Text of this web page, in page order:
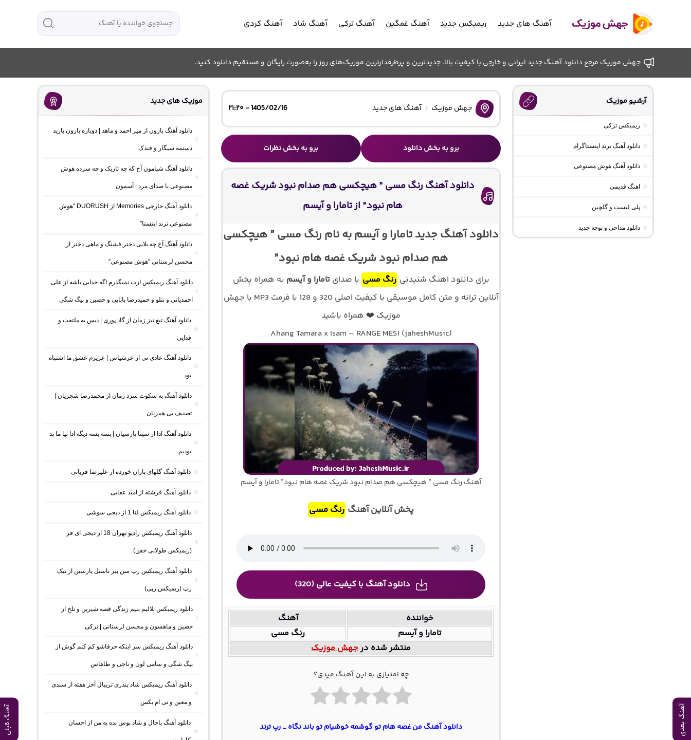
آهنگ بعدی آهنگ قبلی
آهنگ های جدید ریمیکس جدید آهنگ غمگین آهنگ ترکی آهنگ شاد آهنگ کردی
جهش موزیک مرجع دانلود آهنگ جدید ایرانی و خارجی با کیفیت بالا. جدیدترین و پرطرفدارترین موزیک‌های روز را به‌صورت رایگان و مستقیم دانلود کنید.
جهش موزیک آهنگ های جدید 1405/02/16 - ۲۱:۲۰
برو به بخش دانلود برو به بخش نظرات
دانلود آهنگ رنگ مسی ” هیچکسی هم صدام نبود شریک غصه
هام نبود” از تامارا و آیسم
دانلود آهنگ جدید تامارا و آیسم به نام رنگ مسی ” هیچکسی
هم صدام نبود شریک غصه هام نبود”
برای دانلود اهنگ شنیدنی رنگ مسی با صدایتامارا و آیسم به همراه پخش
آنلاین ترانه و متن کامل موسیقی با کیفیت اصلی 320 و 128 با فرمت MP3 با جهش
موزیک ❤️ همراه باشید
Ahang Tamara x Isam – RANGE MESI (jaheshMusic)
آهنگ رنگ مسی ” هیچکسی هم صدام نبود شریک غصه هام نبود” تامارا و آیسم
پخش آنلاین آهنگ رنگ مسی
دانلود آهنگ با کیفیت عالی (320)
خواننده
آهنگ
تامارا و آیسم
رنگ مسی
منتشر شده درجهش موزیک
چه امتیازی به این آهنگ میدی؟
دانلود آهنگ ﻣﻦ ﻏﺼﻪ ﻫﺎم ﺗﻮ ﮔﻮﺷﻤﻪ ﺧﻮﺷﻴﺎم ﺗﻮ ﺑﺎﻧﺪ ﻧﮕﺎه _ رپ ترند
آرشیو موزیک
ریمیکس ترکی
دانلود آهنگ ترند اینستاگرام
دانلود آهنگ هوش مصنوعی
اهنگ قدیمی
پلی لیست و گلچین
دانلود مداحی و نوحه جدید
موزیک های جدید
دانلود آهنگ بارون از میر احمد و ماهد | دوباره بارون بارید
دستمه سیگار و فندک
دانلود آهنگ شبامون آخ که چه تاریک و چه سرده هوش
مصنوعی با صدای مرد | آسمون
دانلود آهنگ خارجی Memories از DUORUSH “هوش
مصنوعی ترند اینستا”
دانلود آهنگ آخ چه بلایی دختر قشنگ و ماهی دختر از
محسن لرستانی “هوش مصنوعی”
دانلود آهنگ ریمیکس ازت نمیگذرم اگه خدایی باشه از علی
احمدیانی و تتلو و حمیدرضا بابایی و حصین و بیگ شگی
دانلود آهنگ تیغ تیز زمان از گاد پوری | دیس به ملتفت و
فدایی
دانلود آهنگ عادی نی از عرشیاس | عزیزم عشق ما اشتباه
بود
دانلود آهنگ به سکوت سرد زمان از محمدرضا شجریان |
تصنیف بی همزبان
دانلود آهنگ ادا از سینا پارسیان | بسه بسه دیگه ادا نیا ما بد
بودیم
دانلود آهنگ گلهای باران خورده از علیرضا قربانی
دانلود آهنگ فرشته از امید عقابی
دانلود آهنگ ریمیکس لنا 1 از دیجی سوشی
دانلود آهنگ ریمیکس رادیو تهران 18 از دیجی ای فر
(ریمیکس طولانی خفن)
دانلود آهنگ ریمیکس رپ سن بیر ناسیل یارسین از تیک
رپ (ریمیکس رپی)
دانلود ریمیکس بلالیم بنیم زندگی قصه شیرین و تلخ از
حصین و ماهسون و محسن لرستانی | ترکی
دانلود آهنگ ریمیکس سر اینکه حرفاشو کم کنم گوش از
بیگ شگی و سامی لون و ناجی و طاهاس
دانلود آهنگ ریمیکس شاد بندری تریبال آخر هفته از سندی
و معین و تی ام بکس
دانلود آهنگ باحال و شاد بوس بده به من از احسان